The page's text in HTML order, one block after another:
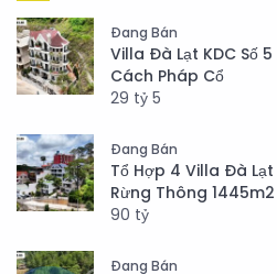
Đang Bán
Villa Đà Lạt KDC Số
Cách Pháp Cổ
29 tỷ 5
Đang Bán
Tổ Hợp 4 Villa Đà
Rừng Thông 1445m2
90 tỷ
Đang Bán